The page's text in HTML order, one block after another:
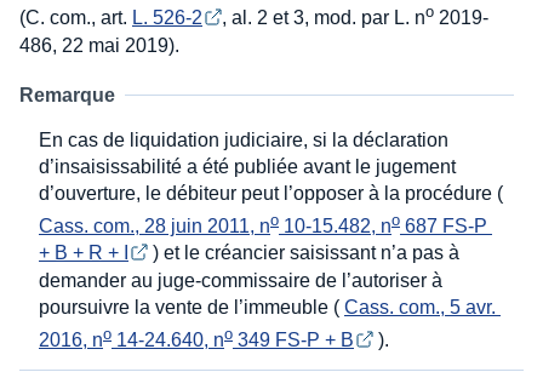
(C. com., art. L. 526-2 , al. 2 et 3, mod. par L. no 2019-
486, 22 mai 2019).
Remarque
En cas de liquidation judiciaire, si la déclaration
d’insaisissabilité a été publiée avant le jugement
d’ouverture, le débiteur peut l’opposer à la procédure (
Cass. com., 28 juin 2011, no 10-15.482, no 687 FS-P
+ B + R + I
) et le créancier saisissant n’a pas à
demander au juge-commissaire de l’autoriser à
poursuivre la vente de l’immeuble ( Cass. com., 5 avr.
2016, no 14-24.640, no 349 FS-P + B ).